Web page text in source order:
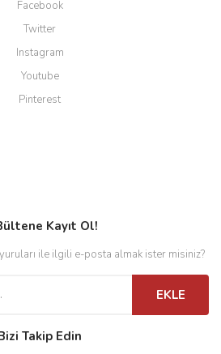
Facebook
Twitter
Instagram
Youtube
Pinterest
Kayıt Ol!
ile ilgili e-posta almak ister misiniz?
EKLE
Takip Edin